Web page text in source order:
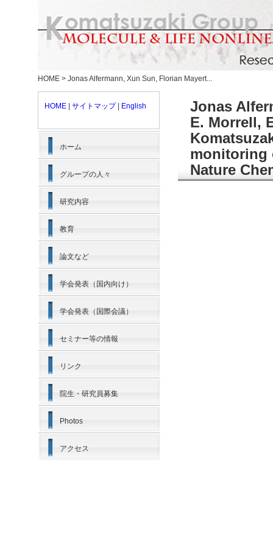
HOME > Jonas Alfermann, Xun Sun, Florian Mayert...
HOME サイトマップ| English
ホーム
グループの人々
研究内容
教育
論文など
学会発表（国内向け）
学会発表（国際会議）
セミナー等の情報
リンク
院生・研究員募集
Photos
アクセス
Jonas
E. Morrell,
monitoring
Nature